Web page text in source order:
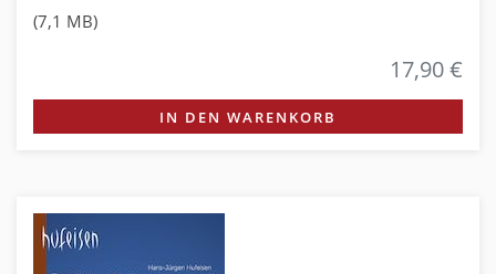
(7,1 MB)
17,90 €
IN DEN WARENKORB